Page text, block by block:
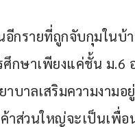
กรายที่ถูกจับกุมในบ้
กษาเพียงแค่ชั้น ม.6
บาลเสริมความงามอ
าส่วนใหญ่จะเป็นเพื่